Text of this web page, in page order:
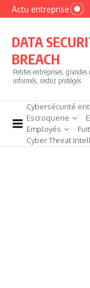
Aller au contenu
Actu entreprise
DATA
BREACH
Petites entreprises, grandes
informés, restez protégés
Cybersécurité
Escroquerie
Employés
Cyber Threat